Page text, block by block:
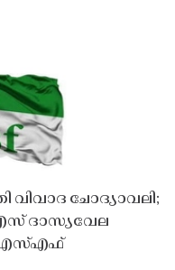
വിവാദ ചോദ്യാവലി;
ദാസ്യവേല